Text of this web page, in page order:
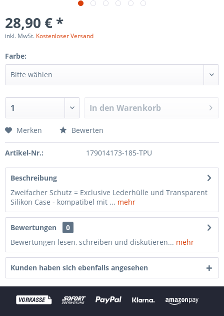
28,90 € *
inkl. MwSt. Kostenloser Versand
Farbe:
In den Warenkorb
Merken Bewerten
Artikel-Nr.: 179014173-185-TPU
Beschreibung
Zweifacher Schutz = Exclusive Lederhülle und Transparent
Silikon Case - kompatibel mit ... mehr
Bewertungen
0
Bewertungen lesen, schreiben und diskutieren... mehr
Kunden haben sich ebenfalls angesehen